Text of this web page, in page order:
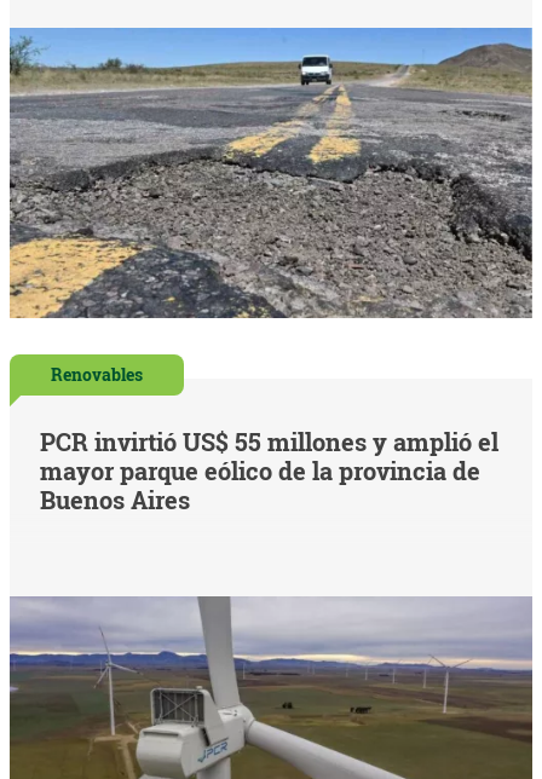
Renovables
PCR invirtió US$ 55 millones y amplió el
mayor parque eólico de la provincia de
Buenos Aires